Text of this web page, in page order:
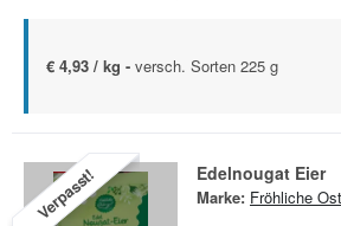
€ 4,93 / kg - versch. Sorten 225 g
Verpasst! Edelnougat Eier
Marke: Fröhliche